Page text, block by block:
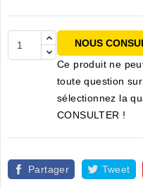
NOUS
Ce produit ne
toute question
sélectionnez la
CONSULTER !
Partager Tweet